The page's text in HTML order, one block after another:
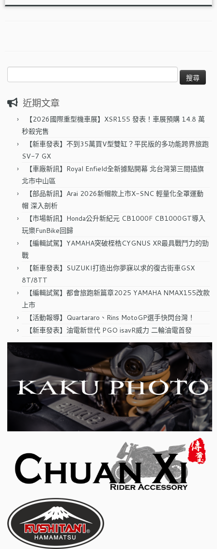
尋
鍵
近期文章
【2026國際重型機車展】XSR155 發表！車展預購 14.8 萬
秒殺完售
【新車發表】不到35萬買V型雙缸？平民版的多功能跨界旅跑
SV-7 GX
【車廠新訊】Royal Enfield全新據點開幕 北台灣第三間插旗
北市中山區
【部品新訊】Arai 2026新帽款上市X-SNC 輕量化全罩運動
帽 深入剖析
【市場新訊】Honda公升新紀元 CB1000F CB1000GT導入
玩樂FunBike回歸
【編輯試駕】YAMAHA突破桎梏CYGNUS XR最具戰鬥力的勁
戰
【新車發表】SUZUKI打造出你夢寐以求的復古街車GSX
8T/8TT
【編輯試駕】都會旅跑新篇章2025 YAMAHA NMAX155改款
上市
【活動報導】Quartararo、Rins MotoGP選手快閃台灣！
【新車發表】油電新世代 PGO isavR威力 二輪油電首發